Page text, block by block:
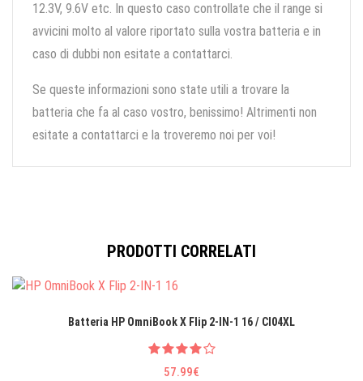
12.3V, 9.6V etc. In questo caso controllate che il range si
avvicini molto al valore riportato sulla vostra batteria e in
caso di dubbi non esitate a contattarci.
Se queste informazioni sono state utili a trovare la
batteria che fa al caso vostro, benissimo! Altrimenti non
esitate a contattarci e la troveremo noi per voi!
PRODOTTI CORRELATI
Batteria HP OmniBook X Flip 2-IN-1 16 / CI04XL
57.99€